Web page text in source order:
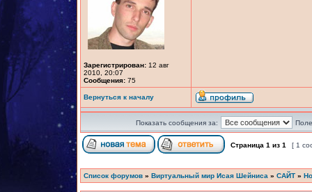
Зарегистрирован: 12 авг
2010, 20:07
Сообщения: 75
Вернуться к началу
Показать сообщения за:
Страница 1 из 1 [ 1
Список форумов » Виртуальный мир Исая Шейниса » САЙТ »